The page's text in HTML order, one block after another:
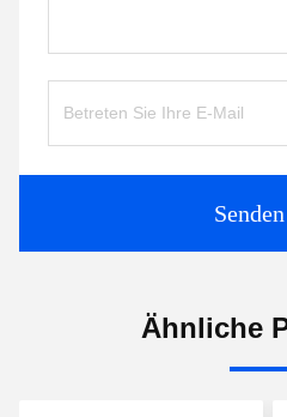
Ähnliche